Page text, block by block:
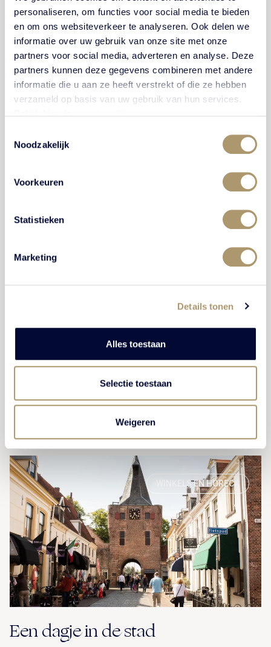
personaliseren, om functies voor social media te bieden
en om ons websiteverkeer te analyseren. Ook delen we
informatie over uw gebruik van onze site met onze
partners voor social media, adverteren en analyse. Deze
partners kunnen deze gegevens combineren met andere
informatie die u aan ze heeft verstrekt of die ze hebben
verzameld op basis van uw gebruik van hun services.
Noodzakelijk
Voorkeuren
Statistieken
Marketing
Details tonen
Alles toestaan
Selectie toestaan
Weigeren
BEKIJK ACTIVITEIT
WINKELS EN HORECA
Bunschoten-Spakenburg
Een wandeling langs de museumhaven, genieten van
genoeg te doen. Daarmee is Bunschoten-Spakenburg
zeker een bezoekje waard!
BEKIJK ACTIVITEIT
WINKELS EN HORECA
Een dagje in de stad